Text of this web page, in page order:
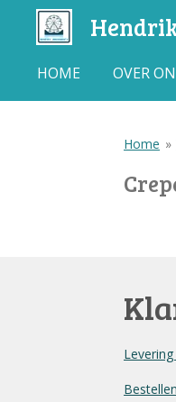
direct
HOME OVER
Home »
Bestellen